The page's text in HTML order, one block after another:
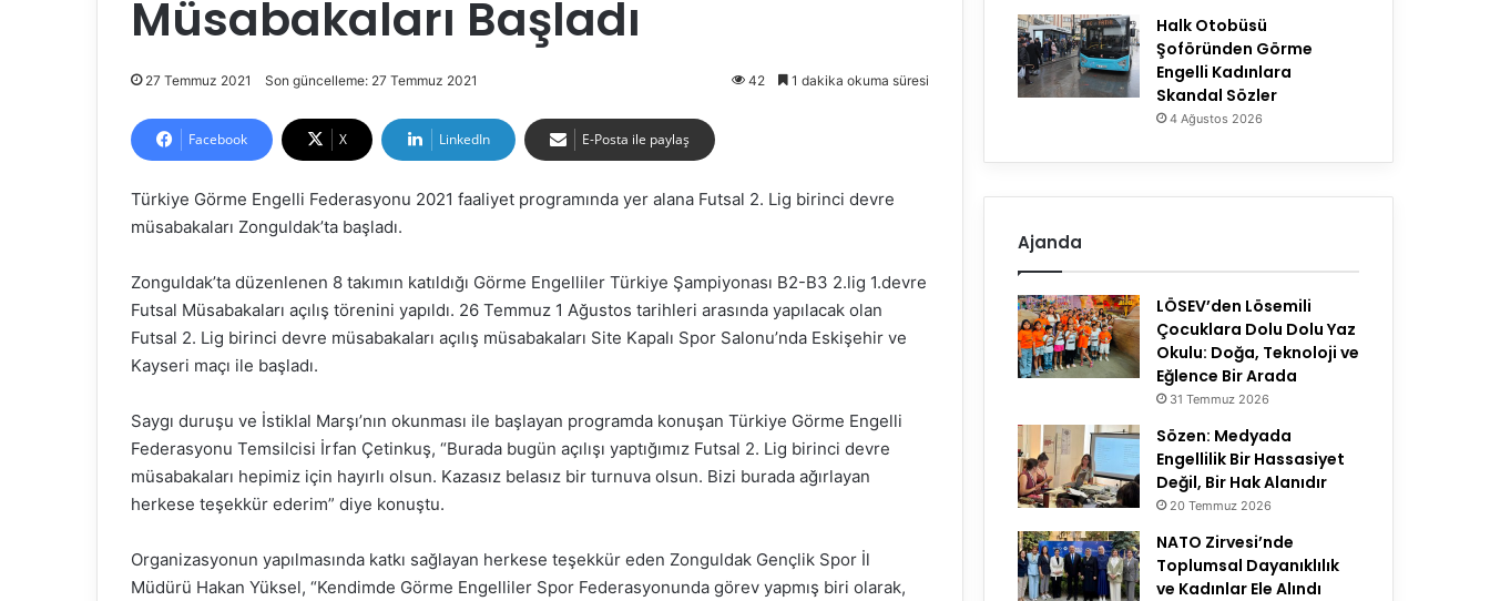
Müsabakaları Başladı
27 Temmuz 2021 Son güncelleme: 27 Temmuz 2021 42 1 dakika okuma süresi
Facebook X LinkedIn E-Posta ile paylaş
Türkiye Görme Engelli Federasyonu 2021 faaliyet programında yer alana Futsal 2. Lig birinci devre
müsabakaları Zonguldak’ta başladı.
Zonguldak’ta düzenlenen 8 takımın katıldığı Görme Engelliler Türkiye Şampiyonası B2-B3 2.lig 1.devre
Futsal Müsabakaları açılış törenini yapıldı. 26 Temmuz 1 Ağustos tarihleri arasında yapılacak olan
Futsal 2. Lig birinci devre müsabakaları açılış müsabakaları Site Kapalı Spor Salonu’nda Eskişehir ve
Kayseri maçı ile başladı.
Saygı duruşu ve İstiklal Marşı’nın okunması ile başlayan programda konuşan Türkiye Görme Engelli
Federasyonu Temsilcisi İrfan Çetinkuş, “Burada bugün açılışı yaptığımız Futsal 2. Lig birinci devre
müsabakaları hepimiz için hayırlı olsun. Kazasız belasız bir turnuva olsun. Bizi burada ağırlayan
herkese teşekkür ederim” diye konuştu.
Organizasyonun yapılmasında katkı sağlayan herkese teşekkür eden Zonguldak Gençlik Spor İl
Müdürü Hakan Yüksel, “Kendimde Görme Engelliler Spor Federasyonunda görev yapmış biri olarak,
Halk Otobüsü
Şoföründen Görme
Engelli Kadınlara
Skandal Sözler
4 Ağustos 2026
Ajanda
LÖSEV’den Lösemili
Çocuklara Dolu Dolu Yaz
Okulu: Doğa, Teknoloji ve
Eğlence Bir Arada
31 Temmuz 2026
Sözen: Medyada
Engellilik Bir Hassasiyet
Değil, Bir Hak Alanıdır
20 Temmuz 2026
NATO Zirvesi’nde
Toplumsal Dayanıklılık
ve Kadınlar Ele Alındı